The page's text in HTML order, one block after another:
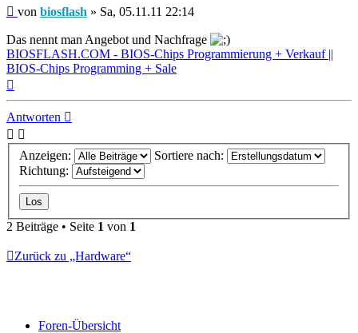
Beitrag
von biosflash » Sa, 05.11.11 22:14
Das nennt man Angebot und Nachfrage
BIOSFLASH.COM - BIOS-Chips Programmierung + Verkauf ||
BIOS-Chips Programming + Sale
Antworten
Anzeigen:
Sortiere nach:
Richtung:
2 Beiträge • Seite 1 von 1
Zurück zu „Hardware“
Foren-Übersicht